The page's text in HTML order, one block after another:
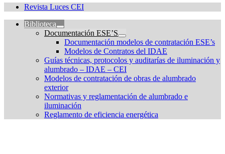
Revista Luces CEI
Biblioteca
Documentación ESE’S
Documentación modelos de contratación ESE’s
Modelos de Contratos del IDAE
Guías técnicas, protocolos y auditarías de iluminación y
alumbrado – IDAE – CEI
Modelos de contratación de obras de alumbrado
exterior
Normativas y reglamentación de alumbrado e
iluminación
Reglamento de eficiencia energética